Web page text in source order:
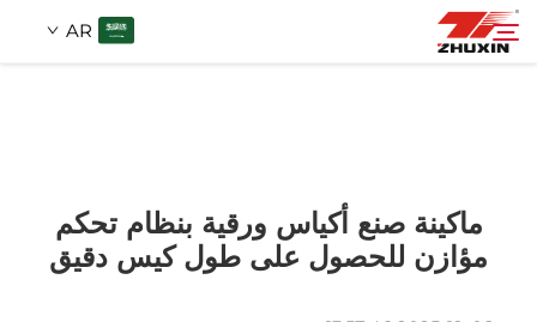
AR
التطبيقات
ماكينة صنع أكياس ورقية بنظام تحكم
مؤازن للحصول على طول كيس دقيق